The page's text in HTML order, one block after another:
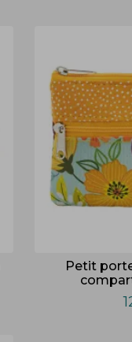
Petit